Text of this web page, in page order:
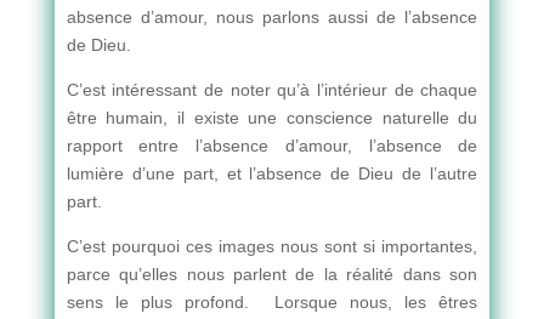
absence d’amour, nous parlons aussi de l’absence
de Dieu.
C’est intéressant de noter qu’à l’intérieur de chaque
être humain, il existe une conscience naturelle du
rapport entre l’absence d’amour, l’absence de
lumière d’une part, et l’absence de Dieu de l’autre
part.
C’est pourquoi ces images nous sont si importantes,
parce qu’elles nous parlent de la réalité dans son
sens le plus profond. Lorsque nous, les êtres